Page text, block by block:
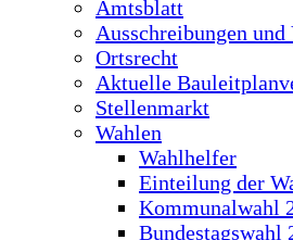
Amtsblatt
Ausschreibungen und
Ortsrecht
Aktuelle
Stellenmarkt
Wahlen
Wahlhelfer
Einteilung der
Kommunalwahl
Bundestagswahl